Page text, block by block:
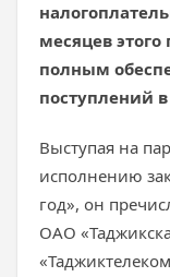
месяцев этого
полным
поступлений
Выступая на
исполнению
год», он
ОАО